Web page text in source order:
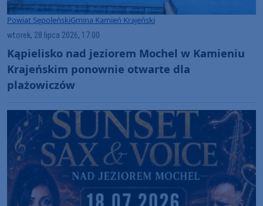
Powiat SępoleńskiGmina Kamień Krajeński
wtorek, 28 lipca 2026, 17:00
Kąpielisko nad jeziorem Mochel w Kamieniu
Krajeńskim ponownie otwarte dla
plażowiczów